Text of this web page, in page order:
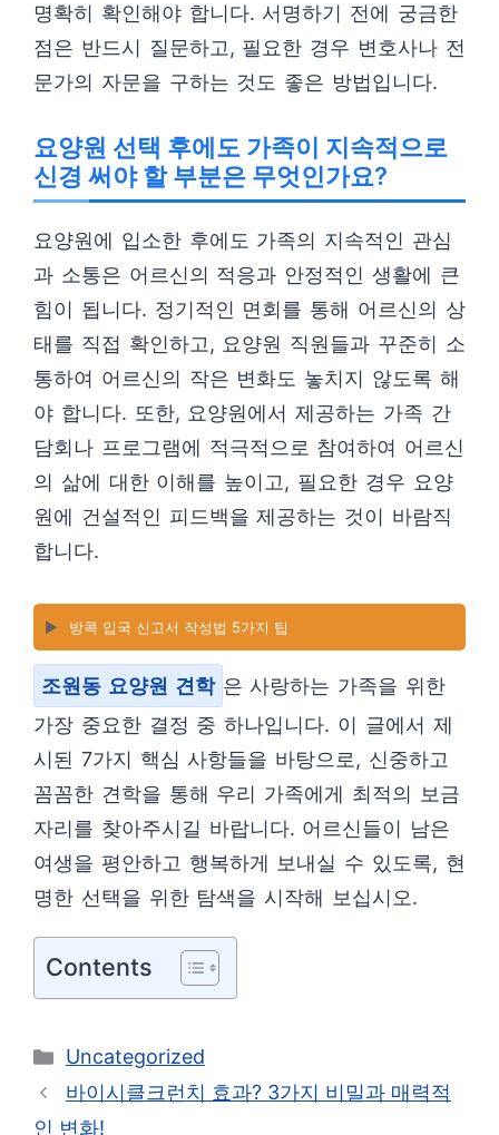
명확히 확인해야 합니다. 서명하기 전에 궁금한
점은 반드시 질문하고, 필요한 경우 변호사나 전
문가의 자문을 구하는 것도 좋은 방법입니다.
요양원 선택 후에도 가족이 지속적으로
신경 써야 할 부분은 무엇인가요?
요양원에 입소한 후에도 가족의 지속적인 관심
과 소통은 어르신의 적응과 안정적인 생활에 큰
힘이 됩니다. 정기적인 면회를 통해 어르신의 상
태를 직접 확인하고, 요양원 직원들과 꾸준히 소
통하여 어르신의 작은 변화도 놓치지 않도록 해
야 합니다. 또한, 요양원에서 제공하는 가족 간
담회나 프로그램에 적극적으로 참여하여 어르신
의 삶에 대한 이해를 높이고, 필요한 경우 요양
원에 건설적인 피드백을 제공하는 것이 바람직
합니다.
▶️ 방콕 입국 신고서 작성법 5가지 팁
조원동 요양원 견학 은 사랑하는 가족을 위한
가장 중요한 결정 중 하나입니다. 이 글에서 제
시된 7가지 핵심 사항들을 바탕으로, 신중하고
꼼꼼한 견학을 통해 우리 가족에게 최적의 보금
자리를 찾아주시길 바랍니다. 어르신들이 남은
여생을 평안하고 행복하게 보내실 수 있도록, 현
명한 선택을 위한 탐색을 시작해 보십시오.
Contents
카
테
고
Uncategorized
바이시클크런치 효과? 3가지 비밀과 매력적
인 변화!